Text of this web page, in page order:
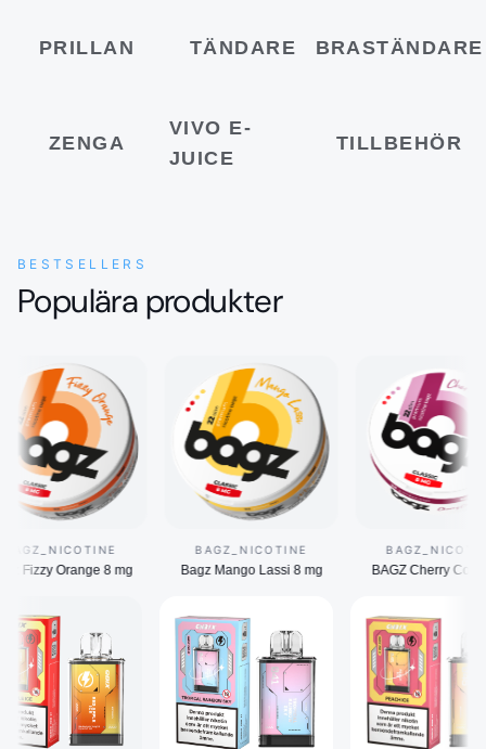
PRILLAN TÄNDARE BRASTÄNDARE
ZENGA
VIVO E-
JUICE
TILLBEHÖR
BESTSELLERS
Populära produkter
Orange 8 mg
BAGZ_NICOTINE
Bagz Mango Lassi 8 mg
BAGZ_NICOTINE
BAGZ Cherry Cola 8 mg